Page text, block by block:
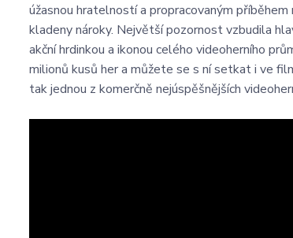
úžasnou hratelností a propracovaným příběhem
kladeny nároky. Největší pozornost vzbudila
akční hrdinkou a ikonou celého videoherního
milionů kusů her a můžete se s ní setkat i ve
tak jednou z komerčně nejúspěšnějších